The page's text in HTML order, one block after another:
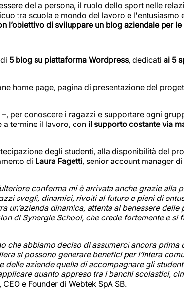
della persona, il ruolo dello sport nelle
tra scuola e mondo del lavoro e l'entusiasmo
l’obiettivo di sviluppare un blog aziendale per
5 blog su piattaforma Wordpress, dedicati ai 5
home page, pagina di presentazione del
–, per conoscere i ragazzi e supportare ogni
a termine il lavoro, con il supporto costante via
degli studenti, alla disponibilità del
di Laura Fagetti, senior account manager
conferma mi è arrivata anche grazie
svegli, dinamici, rivolti al futuro e pieni di
un’azienda dinamica, attenta al benessere
di Synergie School, che crede fortemente e
che abbiamo deciso di assumerci ancora
si possono generare benefici per l’intera
aziende quella di accompagnare gli
quanto appreso tra i banchi scolastici,
, CEO e Founder di Webtek SpA SB.